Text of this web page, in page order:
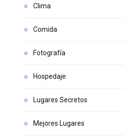
Clima
Comida
Fotografía
Hospedaje
Lugares Secretos
Mejores Lugares